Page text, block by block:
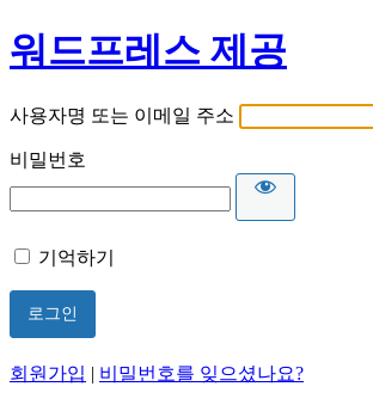
워드프레스 제공
사용자명 또는 이메일 주소
비밀번호
기억하기
회원가입 | 비밀번호를 잊으셨나요?